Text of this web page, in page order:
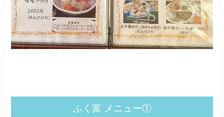
ふく富 メニュー①